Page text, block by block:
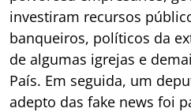
investiram recursos
banqueiros, políticos da
de algumas igrejas e
País. Em seguida, um
adepto das fake news foi